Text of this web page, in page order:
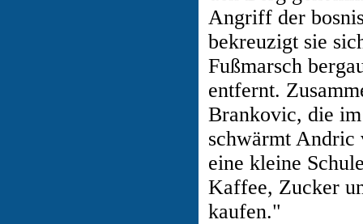
Angriff der
bekreuzigt sie
Fußmarsch
entfernt.
Brankovic, die
schwärmt Andric
eine kleine
Kaffee, Zucker
kaufen."